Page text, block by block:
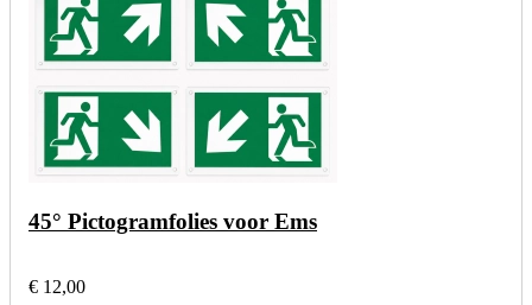
45° Pictogramfolies voor Ems
€ 12,00